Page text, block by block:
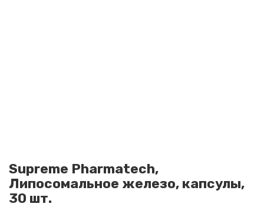
Supreme Pharmatech,
Липосомальное железо, капсулы,
30 шт.